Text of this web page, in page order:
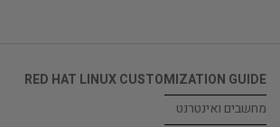
RED HAT LINUX CUSTOMIZATION GUIDE
מחשבים ואינטרנט